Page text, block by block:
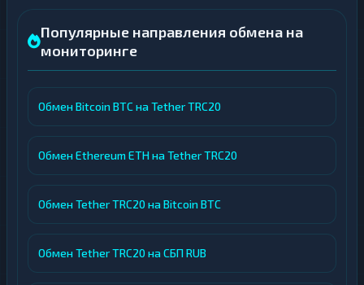
Популярные направления обмена на
мониторинге
Обмен Bitcoin BTC на Tether TRC20
Обмен Ethereum ETH на Tether TRC20
Обмен Tether TRC20 на Bitcoin BTC
Обмен Tether TRC20 на СБП RUB